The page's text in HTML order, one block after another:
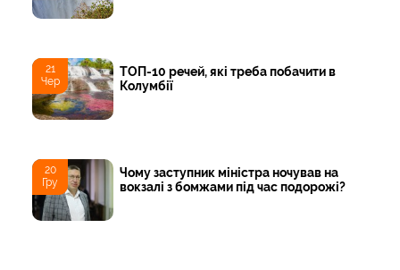
21
Чер
ТОП-10 речей, які треба побачити в
Колумбії
20
Гру
Чому заступник міністра ночував на
вокзалі з бомжами під час подорожі?